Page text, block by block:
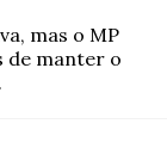
mas o MP
de manter o